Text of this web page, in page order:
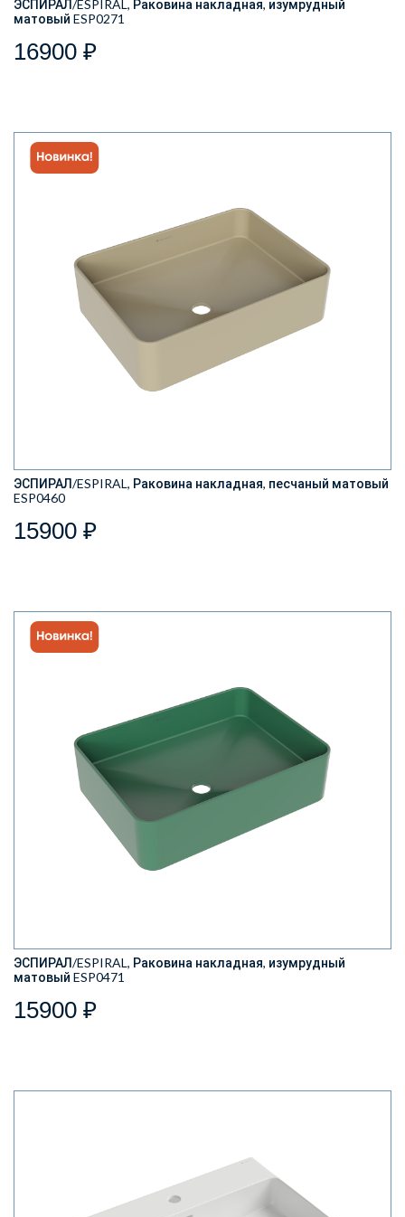
ЭСПИРАЛ/ESPIRAL, Раковина накладная, изумрудный
матовый ESP0271
16900 ₽
ЭСПИРАЛ/ESPIRAL, Раковина накладная, песчаный матовый
ESP0460
15900 ₽
ЭСПИРАЛ/ESPIRAL, Раковина накладная, изумрудный
матовый ESP0471
15900 ₽